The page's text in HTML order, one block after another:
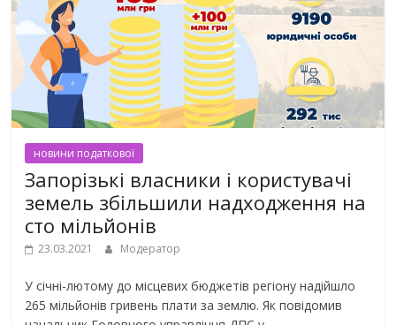
новини податкової
Запорізькі власники і користувачі
земель збільшили надходження на
сто мільйонів
23.03.2021 Модератор
У січні-лютому до місцевих бюджетів регіону надійшло
265 мільйонів гривень плати за землю. Як повідомив